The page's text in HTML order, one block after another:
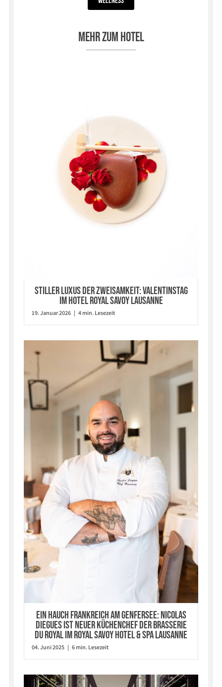
Mehr zum Hotel
STILLER LUXUS DER ZWEISAMKEIT: VALENTINSTAG
IM HOTEL ROYAL SAVOY LAUSANNE
19. Januar 2026 | 4 min. Lesezeit
Ein Hauch Frankreich am Genfersee: Nicolas
Diegues ist neuer Küchenchef der Brasserie
du Royal im Royal Savoy Hotel & Spa Lausanne
04. Juni 2025 | 6 min. Lesezeit